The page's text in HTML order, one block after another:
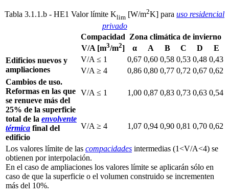
Tabla 3.1.1.b - HE1 Valor límite Klim [W/m2K] para uso residencial
privado
Compacidad
V/A [m3/m2]
Zona climática de invierno
α
A B C D
E
Edificios nuevos y
ampliaciones
V/A ≤ 1 0,67 0,60 0,58 0,53 0,48 0,43
V/A ≥ 4
0,86 0,80 0,77 0,72 0,67 0,62
Cambios de uso.
Reformas en las que
se renueve más del
25% de la superficie
total de la envolvente
térmica final del
edificio
V/A ≤ 1 1,00 0,87 0,83 0,73 0,63 0,54
V/A ≥ 4 1,07 0,94 0,90 0,81 0,70 0,62
Los valores límite de las compacidades intermedias (1<V/A<4) se
obtienen por interpolación.
En el caso de ampliaciones los valores límite se aplicarán sólo en
caso de que la superficie o el volumen construido se incrementen
más del 10%.